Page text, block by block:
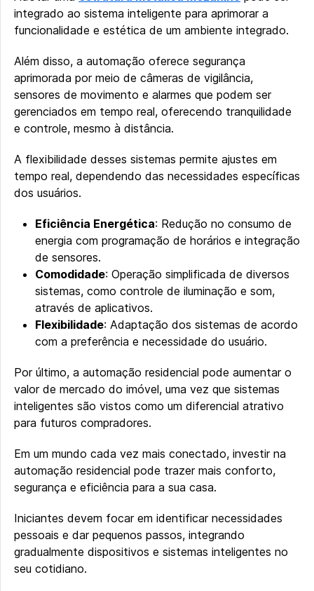
integrado ao sistema inteligente para aprimorar a
funcionalidade e estética de um ambiente integrado.
Além disso, a automação oferece segurança
aprimorada por meio de câmeras de vigilância,
sensores de movimento e alarmes que podem ser
gerenciados em tempo real, oferecendo tranquilidade
e controle, mesmo à distância.
A flexibilidade desses sistemas permite ajustes em
tempo real, dependendo das necessidades específicas
dos usuários.
Eficiência Energética: Redução no consumo de
energia com programação de horários e integração
de sensores.
Comodidade: Operação simplificada de diversos
sistemas, como controle de iluminação e som,
através de aplicativos.
Flexibilidade: Adaptação dos sistemas de acordo
com a preferência e necessidade do usuário.
Por último, a automação residencial pode aumentar o
valor de mercado do imóvel, uma vez que sistemas
inteligentes são vistos como um diferencial atrativo
para futuros compradores.
Em um mundo cada vez mais conectado, investir na
automação residencial pode trazer mais conforto,
segurança e eficiência para a sua casa.
Iniciantes devem focar em identificar necessidades
pessoais e dar pequenos passos, integrando
gradualmente dispositivos e sistemas inteligentes no
seu cotidiano.